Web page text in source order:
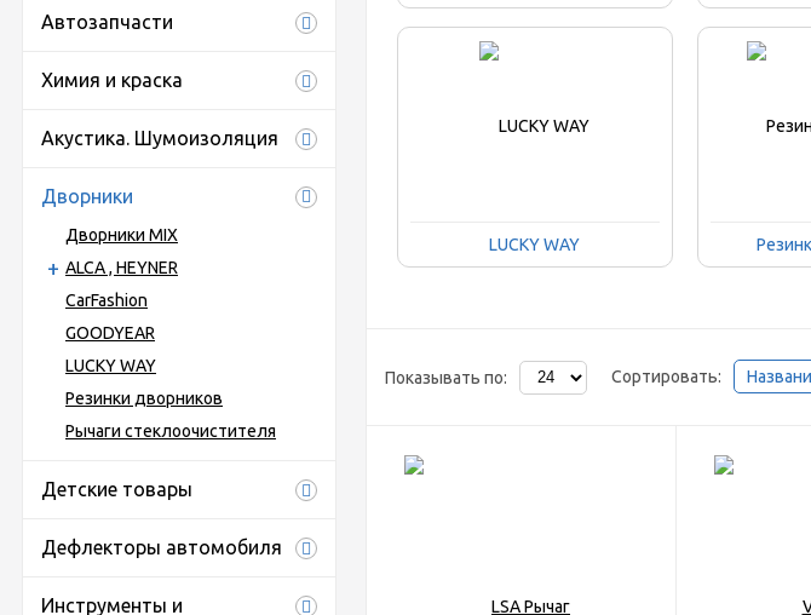
Автозапчасти
Химия и краска
Акустика. Шумоизоляция
Дворники
Дворники MIX
ALCA , HEYNER
CarFashion
GOODYEAR
LUCKY WAY
Резинки дворников
Рычаги стеклоочистителя
Детские товары
Дефлекторы автомобиля
Инструменты и
LUCKY WAY
Показывать по: Сортировать: